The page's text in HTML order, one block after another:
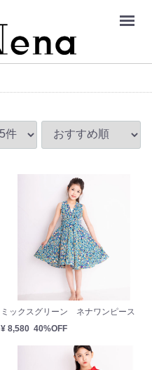
ミックスグリーン ネナワンピース
¥ 8,580 40%OFF